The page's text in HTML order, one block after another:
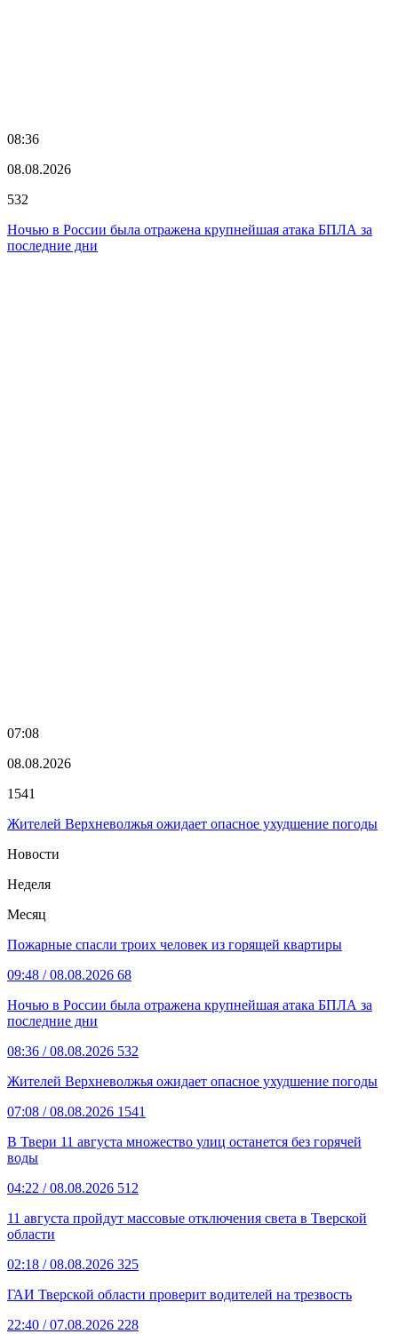
08:36
08.08.2026
532
Ночью в России была отражена крупнейшая атака БПЛА за
последние дни
07:08
08.08.2026
1541
Жителей Верхневолжья ожидает опасное ухудшение погоды
Новости
Неделя
Месяц
Пожарные спасли троих человек из горящей квартиры
09:48 / 08.08.2026 68
Ночью в России была отражена крупнейшая атака БПЛА за
последние дни
08:36 / 08.08.2026 532
Жителей Верхневолжья ожидает опасное ухудшение погоды
07:08 / 08.08.2026 1541
В Твери 11 августа множество улиц останется без горячей
воды
04:22 / 08.08.2026 512
11 августа пройдут массовые отключения света в Тверской
области
02:18 / 08.08.2026 325
ГАИ Тверской области проверит водителей на трезвость
22:40 / 07.08.2026 228